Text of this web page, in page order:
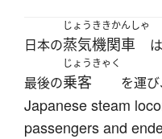
日本の
じょうききかんしゃ
蒸気機関車 は
最後の
じょうきゃく
乗客 を運
Japanese steam
passengers and